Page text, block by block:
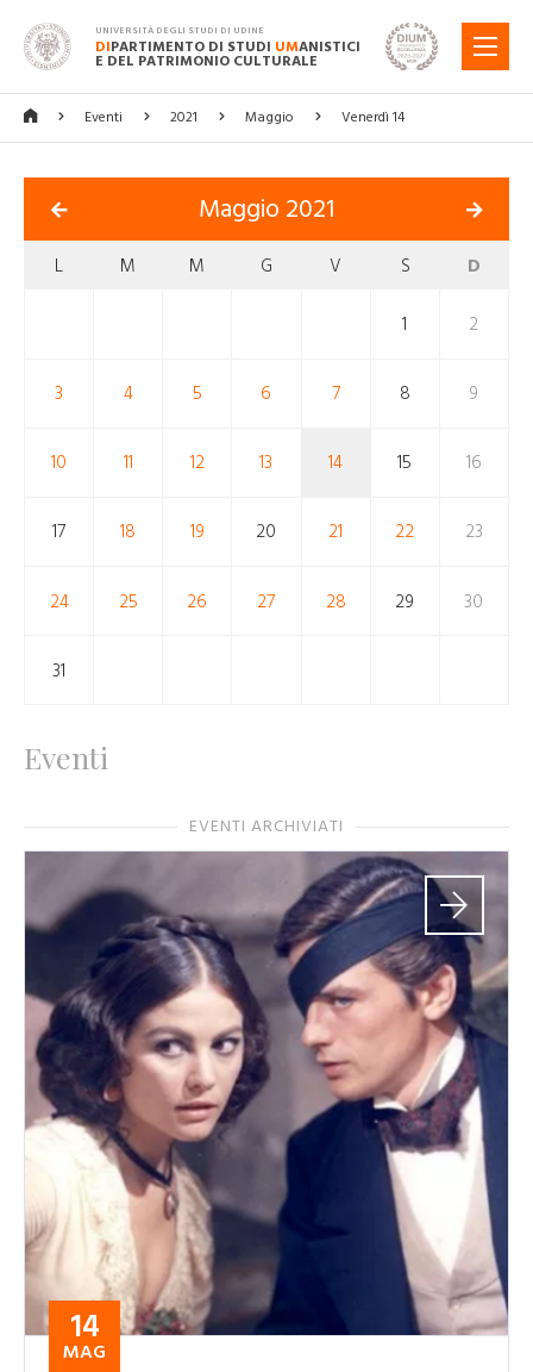
UNIVERSITÀ DEGLI STUDI DI UDINE
DIPARTIMENTO DI STUDI UMANISTICI
E DEL PATRIMONIO CULTURALE
MENU
Eventi 2021 Maggio Venerdì 14
Maggio 2021
L M M G V S D
1 2
3 4 5 6 7 8 9
10 11 12 13 14 15 16
17 18 19 20 21 22 23
24 25 26 27 28 29 30
31
Eventi
EVENTI ARCHIVIATI
14
MAG